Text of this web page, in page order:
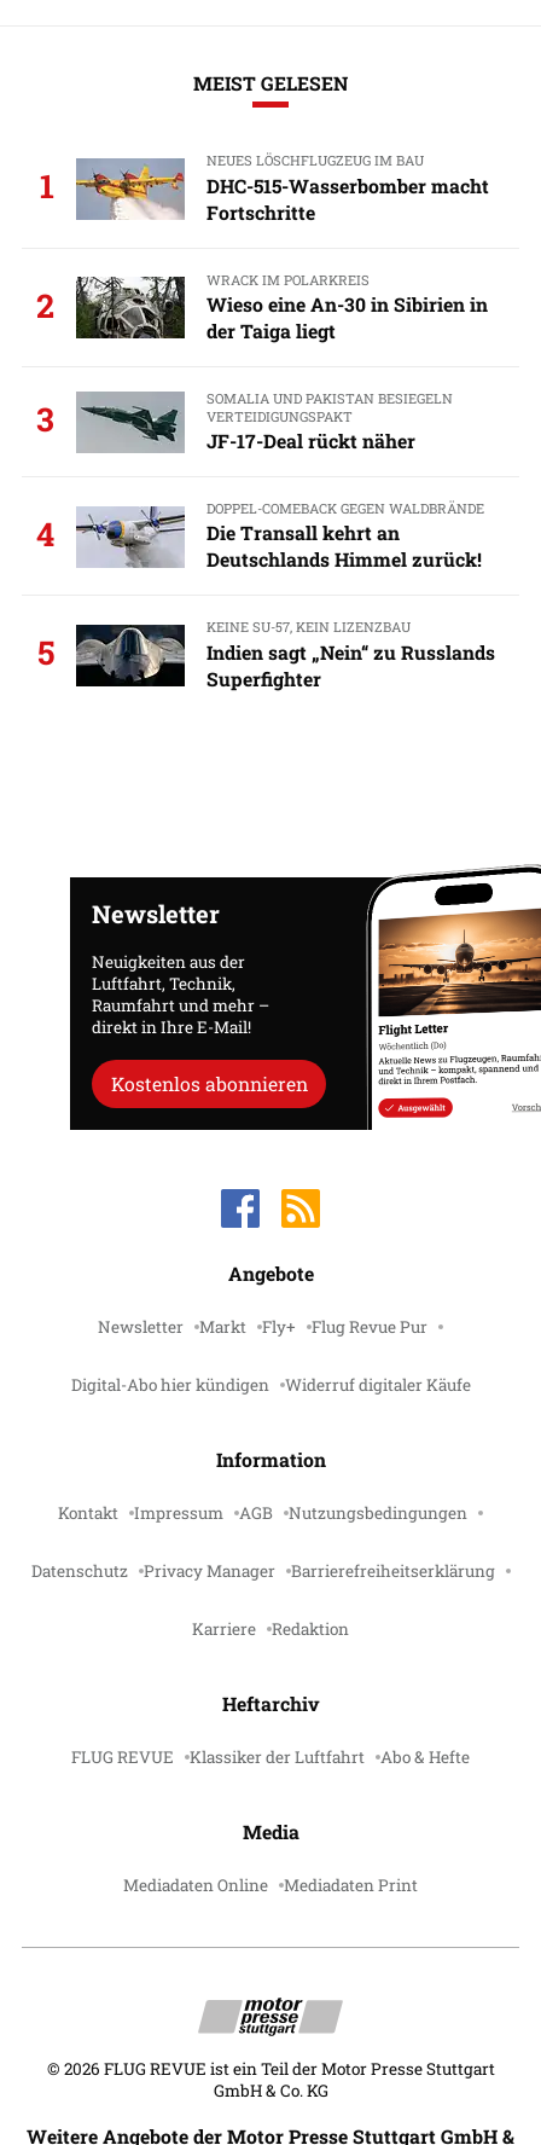
MEIST GELESEN
1
NEUES LÖSCHFLUGZEUG IM BAU
DHC-515-Wasserbomber macht
Fortschritte
2
WRACK IM POLARKREIS
Wieso eine An-30 in Sibirien in
der Taiga liegt
3
SOMALIA UND PAKISTAN BESIEGELN
VERTEIDIGUNGSPAKT
JF-17-Deal rückt näher
4
DOPPEL-COMEBACK GEGEN WALDBRÄNDE
Die Transall kehrt an
Deutschlands Himmel zurück!
5
KEINE SU-57, KEIN LIZENZBAU
Indien sagt „Nein“ zu Russlands
Superfighter
Newsletter
Neuigkeiten aus der
Luftfahrt, Technik,
Raumfahrt und mehr –
direkt in Ihre E-Mail!
Kostenlos abonnieren
Angebote
Newsletter Markt Fly+ Flug Revue Pur
Digital-Abo hier kündigen Widerruf digitaler Käufe
Information
Kontakt Impressum AGB Nutzungsbedingungen
Datenschutz Privacy Manager Barrierefreiheitserklärung
Karriere Redaktion
Heftarchiv
FLUG REVUE Klassiker der Luftfahrt Abo & Hefte
Media
Mediadaten Online Mediadaten Print
© 2026 FLUG REVUE ist ein Teil der Motor Presse Stuttgart
GmbH & Co. KG
Weitere Angebote der Motor Presse Stuttgart GmbH &